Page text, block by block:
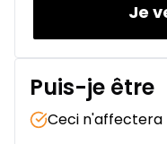
Je
Puis-je être
Ceci